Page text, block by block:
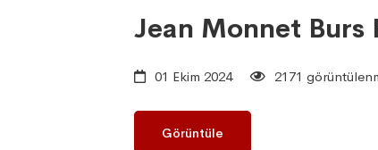
Jean Monnet Burs
01 Ekim 2024 2171
Görüntüle